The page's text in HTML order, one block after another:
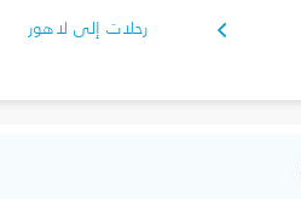
رحلات إلى لاهور